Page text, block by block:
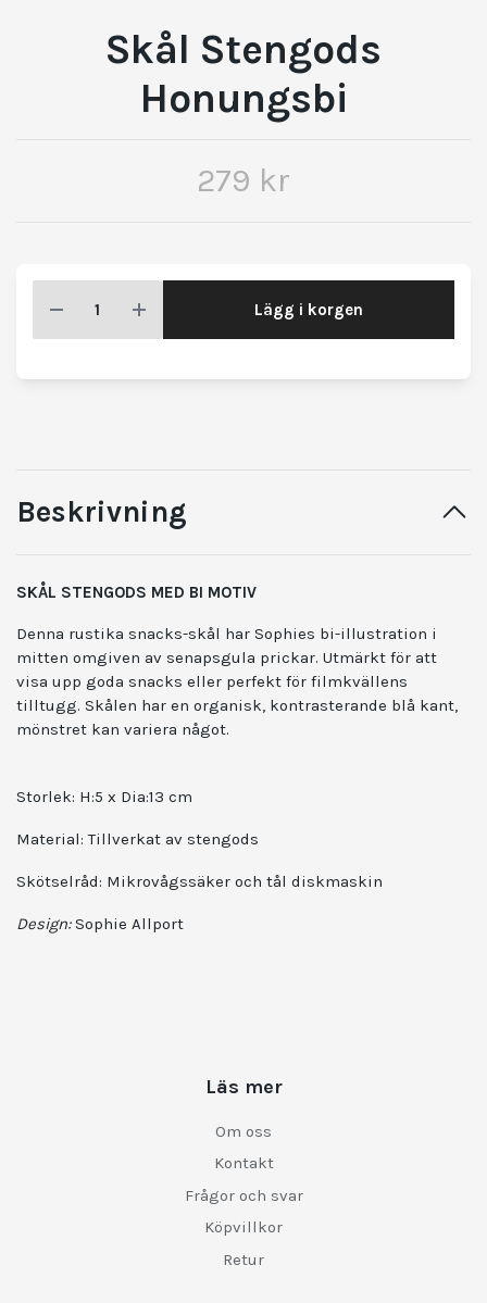
Skål Stengods
Honungsbi
279 kr
Lägg i korgen
Beskrivning
SKÅL STENGODS MED BI MOTIV
Denna rustika snacks-skål har Sophies bi-illustration i
mitten omgiven av senapsgula prickar. Utmärkt för att
visa upp goda snacks eller perfekt för filmkvällens
tilltugg. Skålen har en organisk, kontrasterande blå kant,
mönstret kan variera något.
Storlek: H:5 x Dia:13 cm
Material: Tillverkat av stengods
Skötselråd: Mikrovågssäker och tål diskmaskin
Design:Sophie Allport
Läs mer
Om oss
Kontakt
Frågor och svar
Köpvillkor
Retur